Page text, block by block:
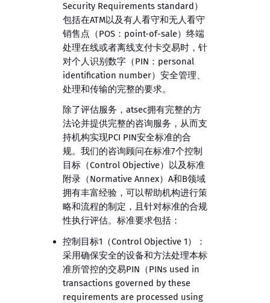
Security Requirements standard）
包括在ATM以及有人看守和无人看守
销售点（POS：point-of-sale）终端
处理在线或者离线支付卡交易时，针
对个人识别数字（PIN：personal
identification number）安全管理、
处理和传输的完整的要求。
除了评估服务，atsec拥有完整的方
法论并提供完整的咨询服务，从而支
持机构实现PCI PIN安全标准的合
规。我们的咨询顾问在标准7个控制
目标（Control Objective）以及标准
附录（Normative Annex）A和B领域
拥有丰富经验，可以帮助机构进行策
略和流程的制定，且针对标准的合规
性执行评估。标准要求包括：
控制目标1（Control Objective 1）：
采用确保安全的设备和方法处理本标
准所管控的交易PIN（PINs used in
transactions governed by these
requirements are processed using